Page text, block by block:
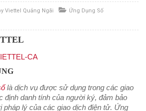
Viettel Quảng Ngãi
Ứng Dụng Số
CA
là dịch vụ được sử dụng trong các giao
định danh tính của người ký, đảm bảo
pháp lý của các giao dịch điện tử. Ứng